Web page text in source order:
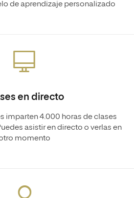
de aprendizaje personalizado
en directo
imparten 4.000 horas de clases
asistir en directo o verlas en
momento